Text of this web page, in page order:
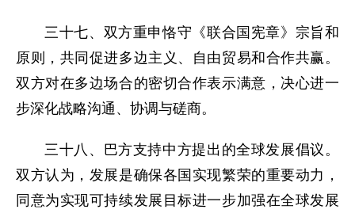
三十七、双方重申恪守《联合国宪章》宗旨和
原则，共同促进多边主义、自由贸易和合作共赢。
双方对在多边场合的密切合作表示满意，决心进一
步深化战略沟通、协调与磋商。
三十八、巴方支持中方提出的全球发展倡议。
双方认为，发展是确保各国实现繁荣的重要动力，
同意为实现可持续发展目标进一步加强在全球发展